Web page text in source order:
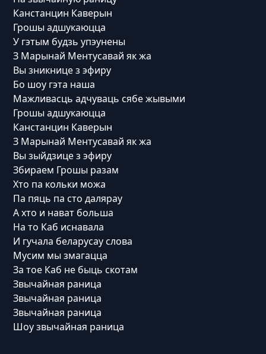
Канстанцин Каверын
Грошы адшукаюцца
У гэтым будзь упэунены
З Марынай Ментусавай як жа
Вы зникнице з эфиру
Бо шоу гэта наша
Мажливасць адчуваць сябе жывыми
Грошы адшукаюцца
Канстанцин Каверын
З Марынай Ментусавай як жа
Вы зыйдзице з эфиру
Збираем Грошы разам
Хто па кольки можа
Па пяць па сто далярау
А хто и нават больша
На то Каб иснавала
И гучала беларусау слова
Мусим мы змагацца
За тое Каб не быць скотам
Звычайная раница
Звычайная раница
Звычайная раница
Шоу звычайная раница